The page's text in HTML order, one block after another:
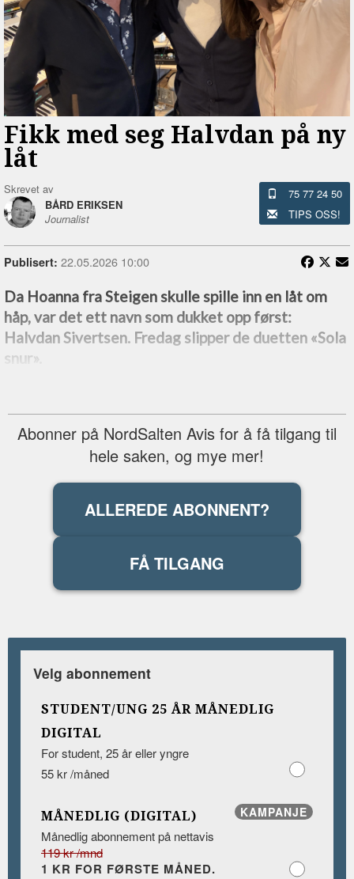
Fikk med seg Halvdan på ny
låt
Skrevet av
BÅRD ERIKSEN
Journalist
75 77 24 50
TIPS OSS!
Publisert: 22.05.2026 10:00
Da Hoanna fra Steigen skulle spille inn en låt om
håp, var det ett navn som dukket opp først:
Halvdan Sivertsen. Fredag slipper de duetten «Sola
snur».
Abonner på NordSalten Avis for å få tilgang til
hele saken, og mye mer!
ALLEREDE ABONNENT?
FÅ TILGANG
Velg abonnement
STUDENT/UNG 25 ÅR MÅNEDLIG
DIGITAL
For student, 25 år eller yngre
55 kr /måned
KAMPANJE
MÅNEDLIG (DIGITAL)
Månedlig abonnement på nettavis
119 kr /mnd
1 KR FOR FØRSTE MÅNED.